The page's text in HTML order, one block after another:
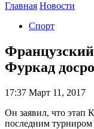
Главная Новости
Спорт
Фуркад
17:37 Март 11, 2017
Он заявил, что этап
последним турниром